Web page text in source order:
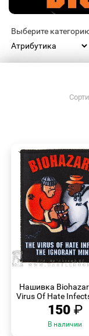
Выберите
Нашивка
Virus Of Hate
150 ₽
В наличии